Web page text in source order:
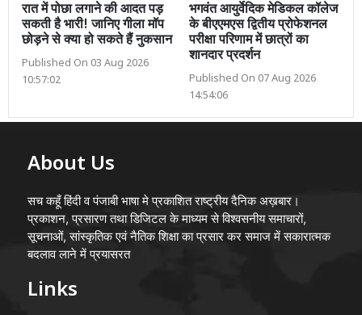
रात में पोछा लगाने की आदत पड़
सकती है भारी! जानिए गीला मॉप
छोड़ने से क्या हो सकते हैं नुकसान
Published On 03 Aug 2026
10:57:02
भगवंत आयुर्वेदिक मेडिकल कॉलेज
के बीएएमएस द्वितीय प्रोफेशनल
परीक्षा परिणाम में छात्रों का
शानदार प्रदर्शन
Published On 07 Aug 2026
14:54:06
About Us
सच कहूँ हिंदी व पंजाबी भाषा मे प्रकाशित राष्ट्रीय दैनिक अख़बार।
प्रकाशन, प्रसारण तथा डिजिटल के माध्यम से विश्वसनीय समाचारों,
सूचनाओं, सांस्कृतिक एवं नैतिक शिक्षा का प्रसार कर समाज में सकारात्मक
बदलाव लाने में प्रयासरत
Links